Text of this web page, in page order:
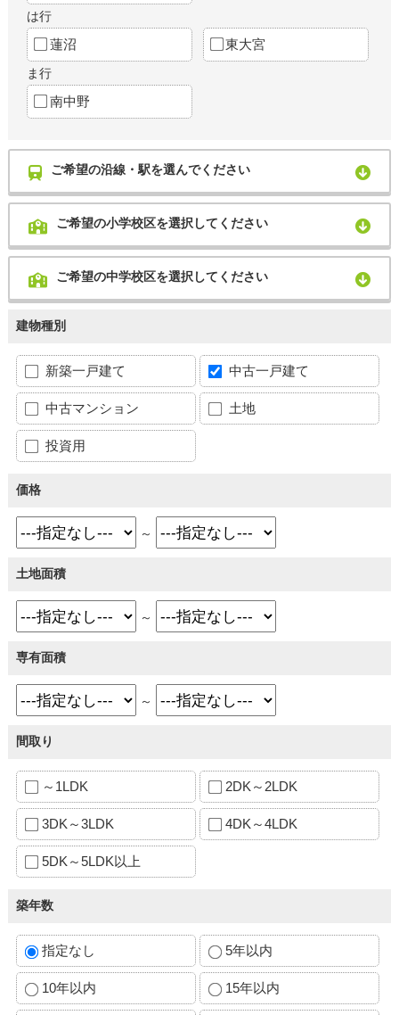
は行
蓮沼 東大宮
ま行
南中野
ご希望の沿線・駅を選んでください
ご希望の小学校区を選択してください
ご希望の中学校区を選択してください
建物種別
新築一戸建て 中古一戸建て
中古マンション 土地
投資用
価格
～
土地面積
～
専有面積
～
間取り
～1LDK 2DK～2LDK
3DK～3LDK 4DK～4LDK
5DK～5LDK以上
築年数
指定なし 5年以内
10年以内 15年以内